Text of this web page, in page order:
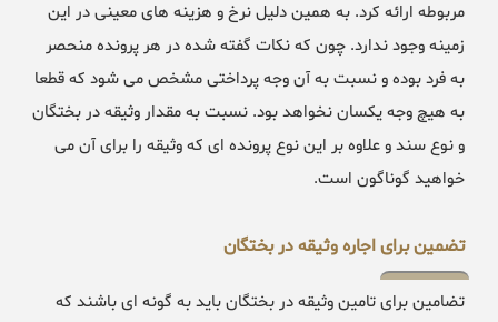
مربوطه ارائه کرد. به همین دلیل نرخ و هزینه های معینی در این
زمینه وجود ندارد. چون که نکات گفته شده در هر پرونده منحصر
به فرد بوده و نسبت به آن وجه پرداختی مشخص می شود که قطعا
به هیچ وجه یکسان نخواهد بود. نسبت به مقدار وثیقه در بختگان
و نوع سند و علاوه بر این نوع پرونده ای که وثیقه را برای آن می
خواهید گوناگون است.
تضمین برای اجاره وثیقه در بختگان
تضامین برای تامین وثیقه در بختگان باید به گونه ای باشند که